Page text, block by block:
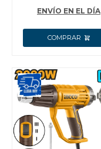
+ ACCES
ENVÍO EN EL DÍA